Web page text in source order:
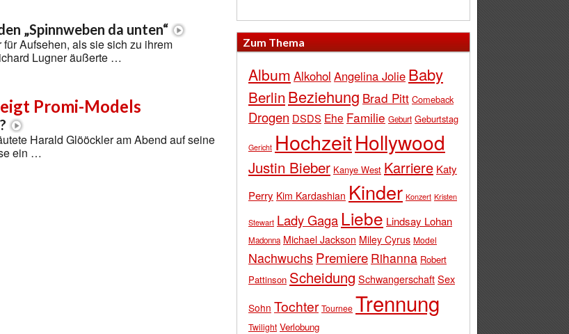
„Spinnweben da unten“
Aufsehen, als sie sich zu ihrem
Lugner äußerte …
Promi-Models
Harald Glööckler am Abend auf seine
ein …
Zum Thema
Album Alkohol Angelina Jolie Baby
Berlin Beziehung Brad Pitt Comeback
Drogen DSDS Ehe Familie Geburt Geburtstag
Gericht HochzeitHollywood
Justin Bieber Kanye West Karriere Katy
Perry Kim Kardashian Kinder Konzert Kristen
Stewart Lady Gaga Liebe Lindsay Lohan
Madonna Michael Jackson Miley Cyrus Model
Nachwuchs Premiere Rihanna Robert
Pattinson Scheidung SchwangerschaftSex
Sohn Tochter Tournee Trennung
Twilight Verlobung